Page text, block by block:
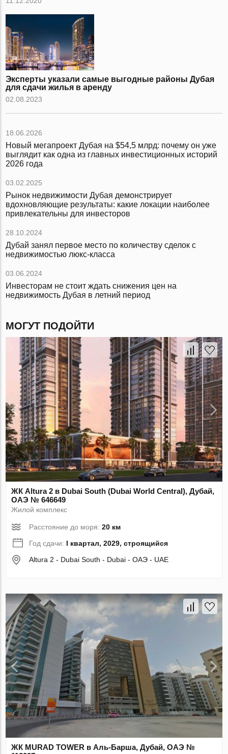
Эксперты указали самые выгодные районы Дубая
для сдачи жилья в аренду
02.08.2023
18.06.2026
Новый мегапроект Дубая на $54,5 млрд: почему он уже
выглядит как одна из главных инвестиционных историй
2026 года
03.02.2025
Рынок недвижимости Дубая демонстрирует
вдохновляющие результаты: какие локации наиболее
привлекательны для инвесторов
28.10.2024
Дубай занял первое место по количеству сделок с
недвижимостью люкс-класса
03.06.2024
Инвесторам не стоит ждать снижения цен на
недвижимость Дубая в летний период
МОГУТ ПОДОЙТИ
ЖК Altura 2 в Dubai South (Dubai World Central), Дубай,
ОАЭ № 646649
Жилой комплекс
Расстояние до моря:20 км
Год сдачи: I квартал, 2029, строящийся
Altura 2 - Dubai South - Dubai - ОАЭ - UAE
ЖК MURAD TOWER в Аль-Барша, Дубай, ОАЭ №